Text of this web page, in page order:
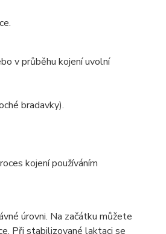
v průběhu kojení uvolní
bradavky).
kojení používáním
úrovni. Na začátku můžete
Při stabilizované laktaci se